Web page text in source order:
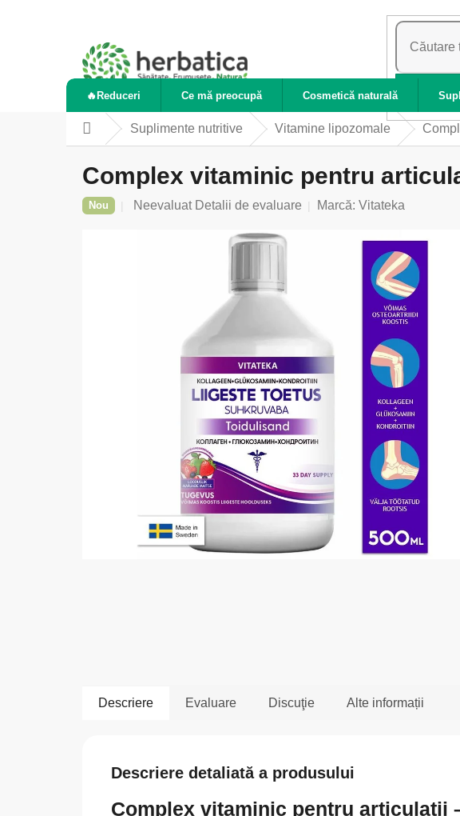
CĂUTARE
🔥Reduceri Ce mă preocupă Cosmetică naturală
AcasăSuplimente nutritive Vitamine lipozomale
Complex vitaminic pentru
Nou
Evaluarea
Neevaluat Detalii de evaluare Marcă: Vitateka
Descriere Evaluare Discuţie Alte informații
Descriere detaliată a produsului
Complex vitaminic pentru articulații